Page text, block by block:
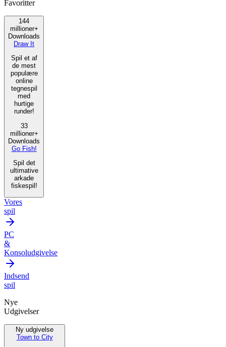
Favoritter
144
millioner+
Downloads
Draw It
Spil et af
de mest
populære
online
tegnespil
med
hurtige
runder!
33
millioner+
Downloads
Go Fish!
Spil det
ultimative
arkade
fiskespil!
Vores
spil
PC
&
Konsoludgivelse
Indsend
spil
Nye
Udgivelser
Ny udgivelse
Town to City